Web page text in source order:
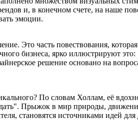
и, в конечном счете, на наше
эмоции.
Это часть повествования,
бизнеса, ярко иллюстрируют
решение основано на
По словам Холлам, её
Прыжок в мир природы,
становятся источниками идей